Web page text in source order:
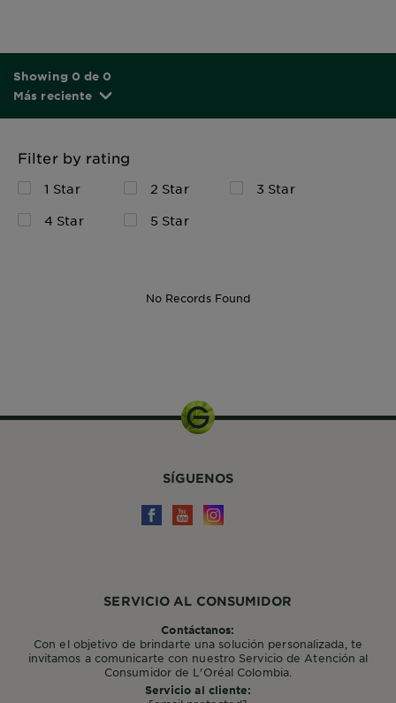
Showing 0 de 0
Más reciente
Filter by rating
1 Star 2 Star
3 Star
4 Star
5 Star
No Records Found
SERVICIO AL CONSUMIDOR
Contáctanos:
Con el objetivo de brindarte una solución personalizada, te
invitamos a comunicarte con nuestro Servicio de Atención al
Consumidor de L'Oréal Colombia.
Servicio al cliente:
SÍGUENOS